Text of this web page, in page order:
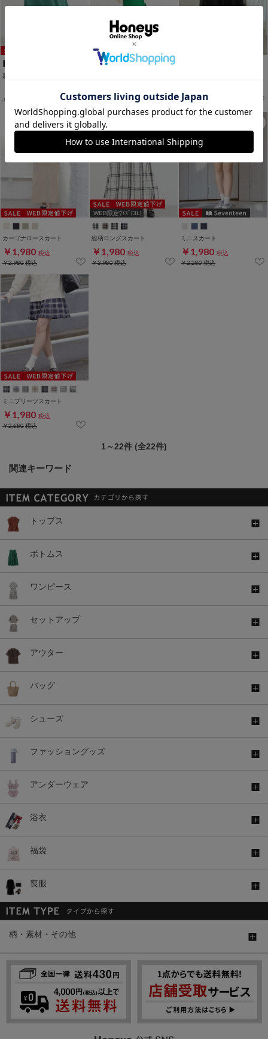
裏毛Ａラインスカート
￥1,980
￥2,480 税込
￥3,980 税込
カーゴナロースカート
￥1,980 税込
￥2,980税込
WEB限定ｻｲｽﾞ[3L]
総柄ロングスカート
￥1,980 税込
￥3,980税込
ミニスカート
￥1,980 税込
￥2,280税込
ミニプリーツスカート
￥1,980 税込
￥2,680税込
1～22件 (全22件)
関連キーワード
トップス
ボトムス
ワンピース
セットアップ
アウター
バッグ
シューズ
ファッショングッズ
アンダーウェア
浴衣
福袋
喪服
柄・素材・その他